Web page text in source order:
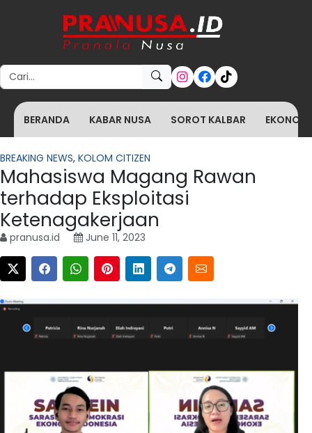
Search for:
BERANDA KABAR NUSA SOROT KALBAR
BREAKING NEWS, KOLOM CITIZEN
Mahasiswa Magang Rawan
terhadap Eksploitasi
Ketenagakerjaan
pranusa.id June 11, 2023